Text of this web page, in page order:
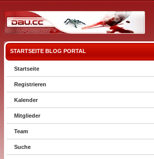
STARTSEITE BLOG PORTAL
Startseite
Registrieren
Kalender
Mitglieder
Team
Suche